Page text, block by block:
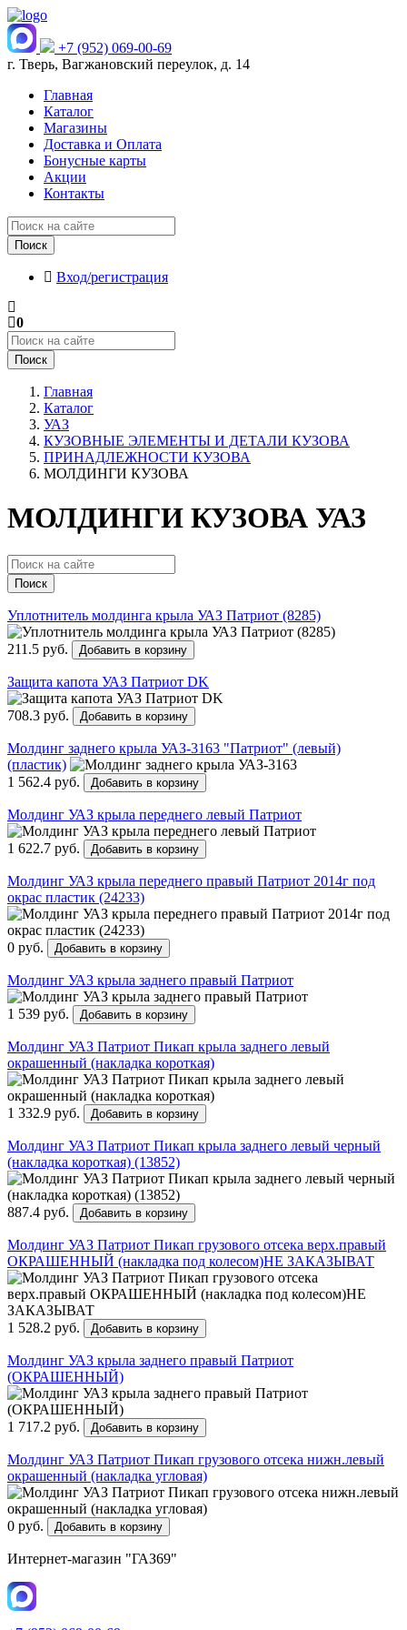
+7 (952) 069-00-69
г. Тверь, Вагжановский переулок, д. 14
Главная
Каталог
Магазины
Доставка и Оплата
Бонусные карты
Акции
Контакты
Поиск
Вход/регистрация
0
Поиск
Главная
Каталог
УАЗ
КУЗОВНЫЕ ЭЛЕМЕНТЫ И ДЕТАЛИ КУЗОВА
ПРИНАДЛЕЖНОСТИ КУЗОВА
МОЛДИНГИ КУЗОВА
МОЛДИНГИ КУЗОВА УАЗ
Поиск
Уплотнитель молдинга крыла УАЗ Патриот (8285)
211.5 руб. Добавить в корзину
Защита капота УАЗ Патриот DK
708.3 руб. Добавить в корзину
Молдинг заднего крыла УАЗ-3163 "Патриот" (левый)
(пластик)
1 562.4 руб.
Добавить в корзину
Молдинг УАЗ крыла переднего левый Патриот
1 622.7 руб. Добавить в корзину
Молдинг УАЗ крыла переднего правый Патриот 2014г под
окрас пластик (24233)
0 руб. Добавить в корзину
Молдинг УАЗ крыла заднего правый Патриот
1 539 руб. Добавить в корзину
Молдинг УАЗ Патриот Пикап крыла заднего левый
окрашенный (накладка короткая)
1 332.9 руб. Добавить в корзину
Молдинг УАЗ Патриот Пикап крыла заднего левый черный
(накладка короткая) (13852)
887.4 руб. Добавить в корзину
Молдинг УАЗ Патриот Пикап грузового отсека верх.правый
ОКРАШЕННЫЙ (накладка под колесом)НЕ ЗАКАЗЫВАТ
1 528.2 руб. Добавить в корзину
Молдинг УАЗ крыла заднего правый Патриот
(ОКРАШЕННЫЙ)
1 717.2 руб. Добавить в корзину
Молдинг УАЗ Патриот Пикап грузового отсека нижн.левый
окрашенный (накладка угловая)
0 руб. Добавить в корзину
Интернет-магазин "ГАЗ69"